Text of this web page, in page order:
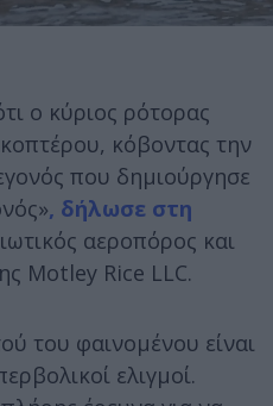
ο κύριος ρότορας
κόβοντας την
που δημιούργησε
, δήλωσε στη
αεροπόρος και
Motley Rice LLC.
του φαινομένου είναι
ελιγμοί.